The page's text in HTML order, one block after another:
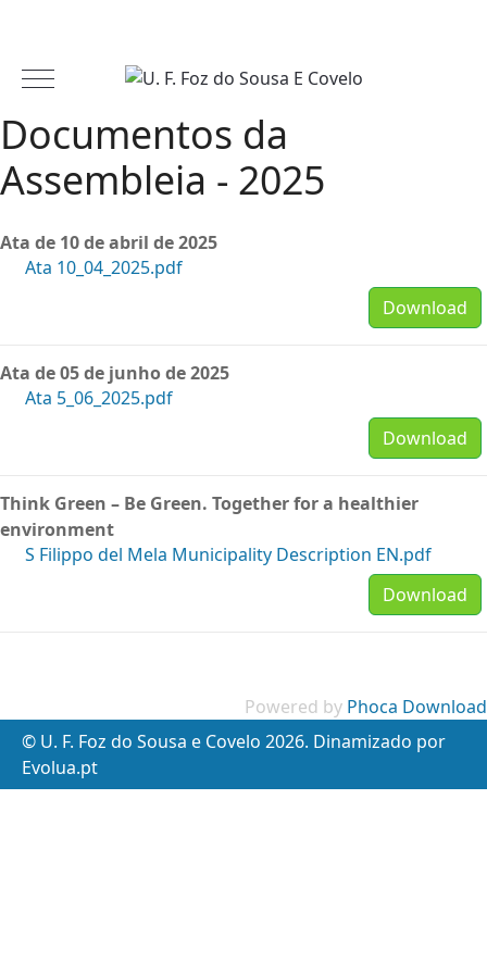
Documentos da
Assembleia - 2025
Ata de 10 de abril de 2025
Ata 10_04_2025.pdf
Download
Ata de 05 de junho de 2025
Ata 5_06_2025.pdf
Download
Think Green – Be Green. Together for a healthier
environment
S Filippo del Mela Municipality Description EN.pdf
Download
Powered by Phoca Download
© U. F. Foz do Sousa e Covelo 2026. Dinamizado por
Evolua.pt